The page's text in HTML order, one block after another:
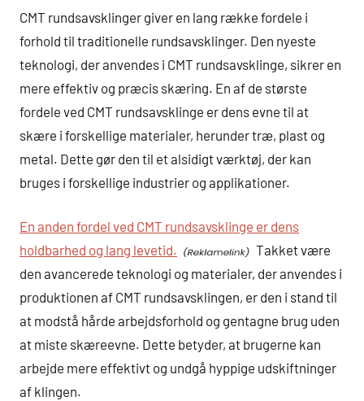
CMT rundsavsklinger giver en lang række fordele i
forhold til traditionelle rundsavsklinger. Den nyeste
teknologi, der anvendes i CMT rundsavsklinge, sikrer en
mere effektiv og præcis skæring. En af de største
fordele ved CMT rundsavsklinge er dens evne til at
skære i forskellige materialer, herunder træ, plast og
metal. Dette gør den til et alsidigt værktøj, der kan
bruges i forskellige industrier og applikationer.
En anden fordel ved CMT rundsavsklinge er dens
holdbarhed og lang levetid.
Takket være
den avancerede teknologi og materialer, der anvendes i
produktionen af CMT rundsavsklingen, er den i stand til
at modstå hårde arbejdsforhold og gentagne brug uden
at miste skæreevne. Dette betyder, at brugerne kan
arbejde mere effektivt og undgå hyppige udskiftninger
af klingen.